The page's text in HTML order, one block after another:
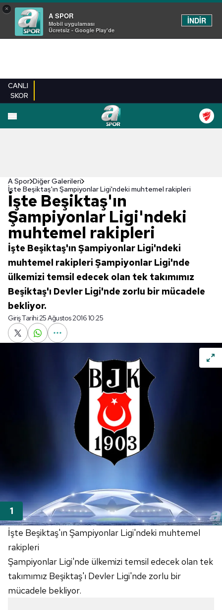
×
A SPOR
Mobil uygulaması
Ücretsiz - Google Play'de
İNDİR
CANLI
SKOR
EN YENILER
A Spor Diğer Galerileri
İşte Beşiktaş'ın Şampiyonlar Ligi'ndeki muhtemel rakipleri
İşte Beşiktaş'ın
Şampiyonlar Ligi'ndeki
muhtemel rakipleri
İşte Beşiktaş'ın Şampiyonlar Ligi'ndeki
muhtemel rakipleri Şampiyonlar Ligi'nde
ülkemizi temsil edecek olan tek takımımız
Beşiktaş'ı Devler Ligi'nde zorlu bir mücadele
bekliyor.
Giriş Tarihi:25 Ağustos 2016 10:25
İşte Beşiktaş'ın Şampiyonlar Ligi'ndeki muhtemel
rakipleri
Şampiyonlar Ligi'nde ülkemizi temsil edecek olan tek
takımımız Beşiktaş'ı Devler Ligi'nde zorlu bir
mücadele bekliyor.